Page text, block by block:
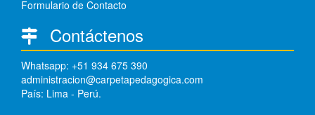
Formulario de Contacto
Contáctenos
Whatsapp: +51 934 675 390
administracion@carpetapedagogica.com
País: Lima - Perú.